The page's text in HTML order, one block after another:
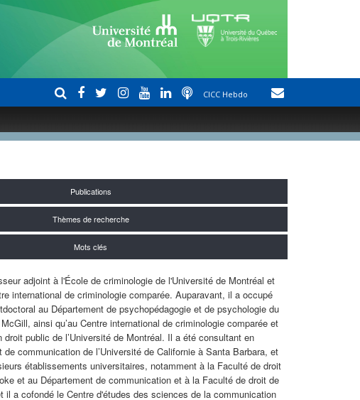
CICC Hebdo
Publications
Thèmes de recherche
Mots clés
adjoint à l'École de criminologie de l'Université de Montréal et
international de criminologie comparée. Auparavant, il a occupé
au Département de psychopédagogie et de psychologie du
ainsi qu’au Centre international de criminologie comparée et
droit public de l’Université de Montréal. Il a été consultant en
de communication de l’Université de Californie à Santa Barbara, et
établissements universitaires, notamment à la Faculté de droit
et au Département de communication et à la Faculté de droit de
il a cofondé le Centre d'études des sciences de la communication